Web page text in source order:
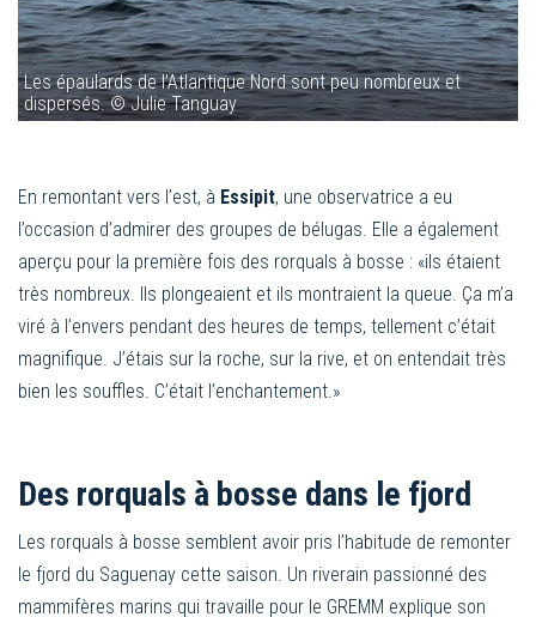
Les épaulards de l’Atlantique Nord sont peu nombreux et
dispersés. © Julie Tanguay
En remontant vers l’est, à Essipit, une observatrice a eu
l’occasion d’admirer des groupes de bélugas. Elle a également
aperçu pour la première fois des rorquals à bosse : «ils étaient
très nombreux. Ils plongeaient et ils montraient la queue. Ça m’a
viré à l’envers pendant des heures de temps, tellement c’était
magnifique. J’étais sur la roche, sur la rive, et on entendait très
bien les souffles. C’était l’enchantement.»
Des rorquals à bosse dans le fjord
Les rorquals à bosse semblent avoir pris l’habitude de remonter
le fjord du Saguenay cette saison. Un riverain passionné des
mammifères marins qui travaille pour le GREMM explique son